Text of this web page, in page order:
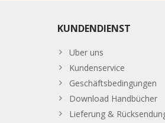
KUNDENDIENST
Uber uns
Kundenservice
Geschäftsbedingungen
Download Handbücher
Lieferung &